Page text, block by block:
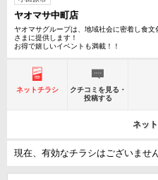
ヤオマサ中町店
ヤオマサグループは、地域社会に密着し食
さまに提供します！
お得で嬉しいイベントも満載！！
ネットチラシ
クチコミを見る・
投稿する
ネッ
現在、有効なチラシはございません